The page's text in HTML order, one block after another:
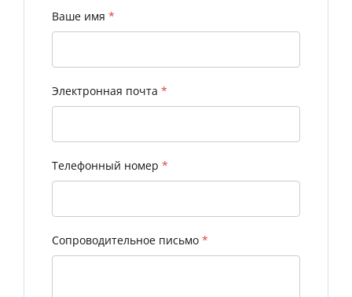
Ваше имя *
Электронная почта *
Телефонный номер *
Сопроводительное письмо *